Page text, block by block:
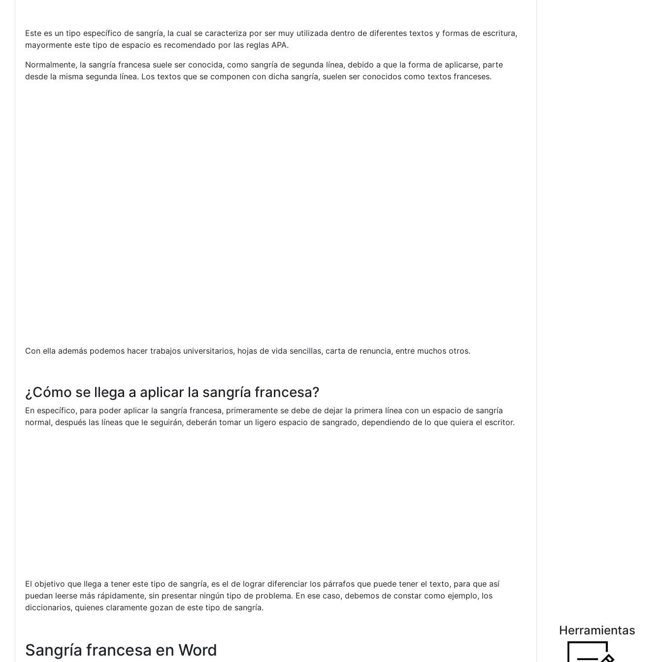
Este es un tipo específico de sangría, la cual se caracteriza por ser muy utilizada dentro de diferentes textos y formas de escritura,
mayormente este tipo de espacio es recomendado por las reglas APA.
Normalmente, la sangría francesa suele ser conocida, como sangría de segunda línea, debido a que la forma de aplicarse, parte
desde la misma segunda línea. Los textos que se componen con dicha sangría, suelen ser conocidos como textos franceses.
Con ella además podemos hacer trabajos universitarios, hojas de vida sencillas, carta de renuncia, entre muchos otros.
¿Cómo se llega a aplicar la sangría francesa?
En específico, para poder aplicar la sangría francesa, primeramente se debe de dejar la primera línea con un espacio de sangría
normal, después las líneas que le seguirán, deberán tomar un ligero espacio de sangrado, dependiendo de lo que quiera el escritor.
El objetivo que llega a tener este tipo de sangría, es el de lograr diferenciar los párrafos que puede tener el texto, para que así
puedan leerse más rápidamente, sin presentar ningún tipo de problema. En ese caso, debemos de constar como ejemplo, los
diccionarios, quienes claramente gozan de este tipo de sangría.
Sangría francesa en Word
Herramientas